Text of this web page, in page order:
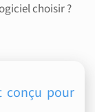
choisir ?
conçu pour